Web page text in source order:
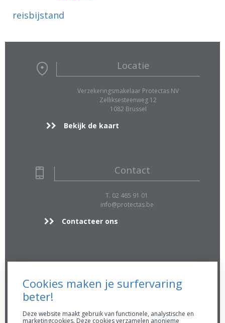
reisbijstand
Locatie
Verzekeringsmakelaar Protectas NV
Zelliksesteenweg 12
1082 Brussel
Bekijk de kaart
Contact
T. 02 465 91 01
info@protectas.be
Contacteer ons
Extra Info
FSMA 16896 A
AssurMiFID gedragsregels
Cookies maken je surfervaring
beter!
Deze website maakt gebruik van functionele, analystische en
marketingcookies. Deze cookies verzamelen anonieme